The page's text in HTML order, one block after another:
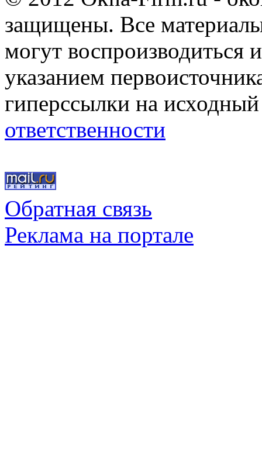
защищены. Все
могут воспроизводиться
указанием
гиперссылки на
ответственности
Обратная связь
Реклама на портале